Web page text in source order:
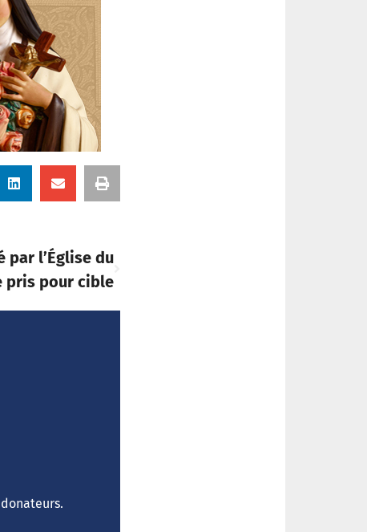
l’Église du
pris pour cible